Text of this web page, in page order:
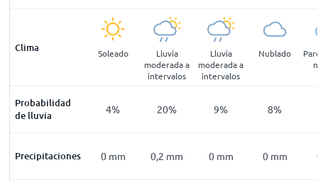
Clima Soleado
Lluvia
moderada a
intervalos
Lluvia
moderada a
intervalos
Nublado
Probabilidad
de lluvia7% 4% 20% 9% 8%
Precipitaciones
mm 0mm 0 mm 0,2 mm 0 mm 0 mm